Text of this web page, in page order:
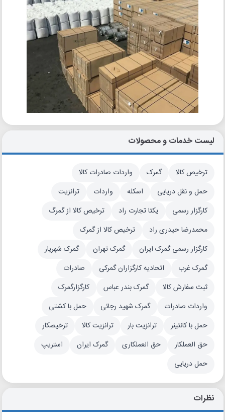
لیست خدمات و محصولات
ترخیص کالا گمرک
واردات صادرات کالا
حمل و نقل دریایی
اسکله واردات
ترانزیت
کارگزار رسمی
یکتا تجارت راد
ترخیص کالا از گمرگ
محمدرضا حیدری راد
ترخیص کالا از گمرک
کارگزار رسمی گمرک ایران
گمرک تهران
گمرک شهریار
گمرک غرب
اتحادیه کارگزاران گمرکی
صادرات
ثبت سفارش کالا
گمرک بندر عباس
کارگزارگمرک
واردات صادرات
گمرک شهید رجائی
حمل با کشتی
حمل با کانتینر
ترانزیت بار ترانزیت کالا
ترخیصکار
حق العملکار
حق العملکاری گمرک ایران
استریپ
حمل دریایی
نظرات